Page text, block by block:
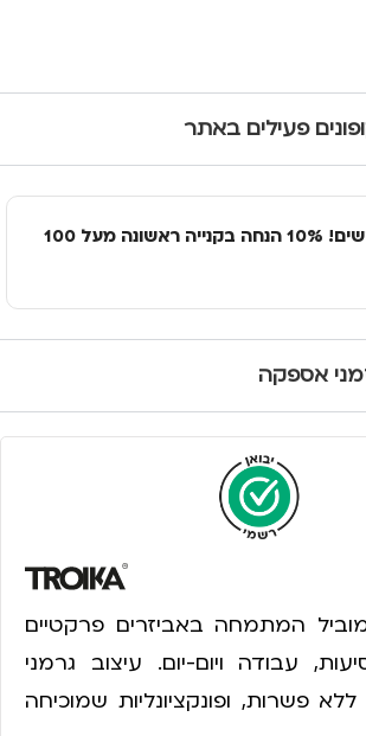
פעילים באתר
ללקוחות חדשים! 10% הנחה בקנייה ראשונה מעל 100
אספקה
המתמחה באביזרים פרקטיים
עבודה ויום-יום. עיצוב גרמני
פשרות, ופונקציונליות שמוכיחה